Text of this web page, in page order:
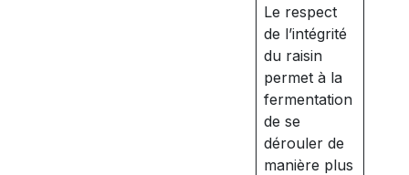
Le respect
de l’intégrité
du raisin
permet à la
fermentation
de se
dérouler de
manière plus